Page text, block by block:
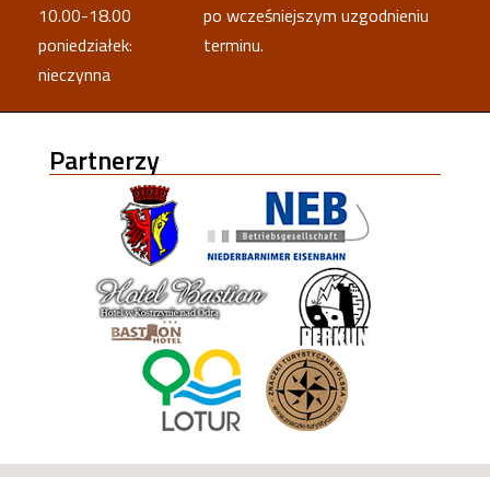
10.00-18.00
poniedziałek:
nieczynna
po wcześniejszym uzgodnieniu
terminu.
Partnerzy